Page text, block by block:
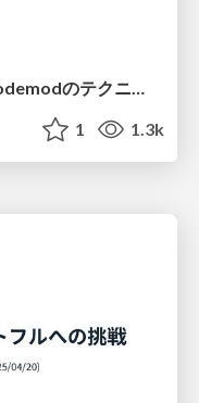
ts-morph実践：型を利用するcodemodのテクニック
1 1.3k